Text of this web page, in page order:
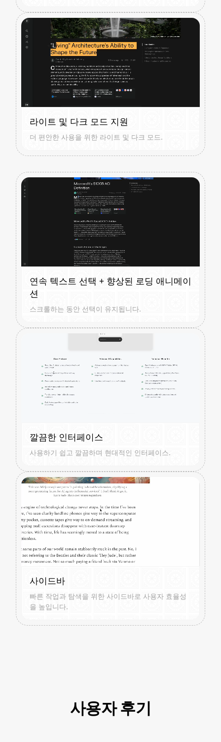
라이트 및 다크 모드 지원
더 편안한 사용을 위한 라이트 및 다크 모드.
연속 텍스트 선택 + 향상된 로딩 애니메이
션
스크롤하는 동안 선택이 유지됩니다.
깔끔한 인터페이스
사용하기 쉽고 깔끔하며 현대적인 인터페이스.
사이드바
빠른 작업과 탐색을 위한 사이드바로 사용자 효율성
을 높입니다.
사용자 후기